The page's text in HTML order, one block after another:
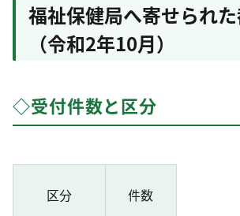
福祉保健局へ寄せられ
（令和2年10月）
◇受付件数と区分
区分 件数